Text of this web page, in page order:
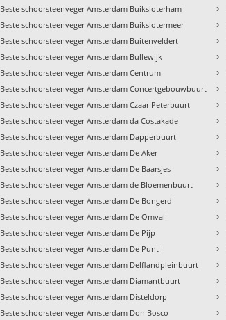
Beste schoorsteenveger Amsterdam Buiksloterham
Beste schoorsteenveger Amsterdam Buikslotermeer
Beste schoorsteenveger Amsterdam Buitenveldert
Beste schoorsteenveger Amsterdam Bullewijk
Beste schoorsteenveger Amsterdam Centrum
Beste schoorsteenveger Amsterdam Concertgebouwbuurt
Beste schoorsteenveger Amsterdam Czaar Peterbuurt
Beste schoorsteenveger Amsterdam da Costakade
Beste schoorsteenveger Amsterdam Dapperbuurt
Beste schoorsteenveger Amsterdam De Aker
Beste schoorsteenveger Amsterdam De Baarsjes
Beste schoorsteenveger Amsterdam de Bloemenbuurt
Beste schoorsteenveger Amsterdam De Bongerd
Beste schoorsteenveger Amsterdam De Omval
Beste schoorsteenveger Amsterdam De Pijp
Beste schoorsteenveger Amsterdam De Punt
Beste schoorsteenveger Amsterdam Delflandpleinbuurt
Beste schoorsteenveger Amsterdam Diamantbuurt
Beste schoorsteenveger Amsterdam Disteldorp
Beste schoorsteenveger Amsterdam Don Bosco
›
›
›
›
›
›
›
›
›
›
›
›
›
›
›
›
›
›
›
›